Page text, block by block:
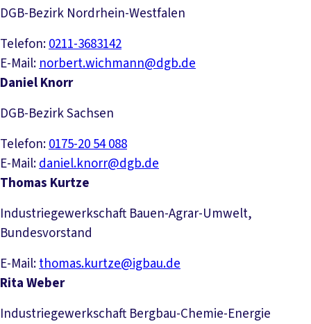
DGB-Bezirk Nordrhein-Westfalen
Telefon:0211-3683142
E-Mail:norbert.wichmann@dgb.de
Daniel Knorr
DGB-Bezirk Sachsen
Telefon:0175-20 54 088
E-Mail:daniel.knorr@dgb.de
Thomas Kurtze
Industriegewerkschaft Bauen-Agrar-Umwelt,
Bundesvorstand
E-Mail:thomas.kurtze@igbau.de
Rita Weber
Industriegewerkschaft Bergbau-Chemie-Energie